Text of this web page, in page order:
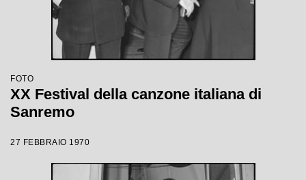
FOTO
XX Festival della canzone italiana di
Sanremo
27 FEBBRAIO 1970